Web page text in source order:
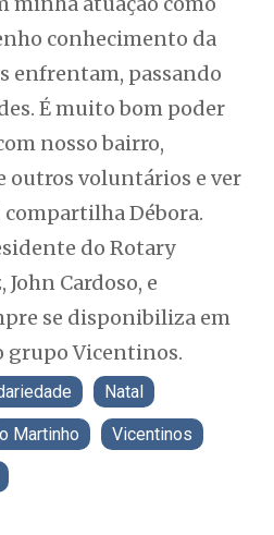
conhecimento da
enfrentam, passando
É muito bom poder
nosso bairro,
outros voluntários e ver
compartilha Débora.
do Rotary
Cardoso, e
se disponibiliza em
grupo Vicentinos.
Natal
Martinho Vicentinos